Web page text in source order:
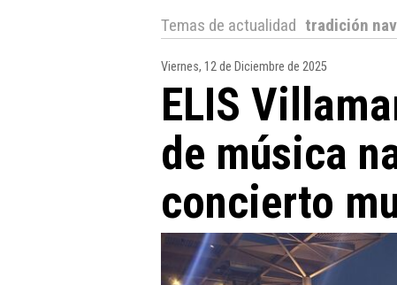
Temas de actualidad tradición
Viernes, 12 de Diciembre de 2025
ELIS
de música
concierto